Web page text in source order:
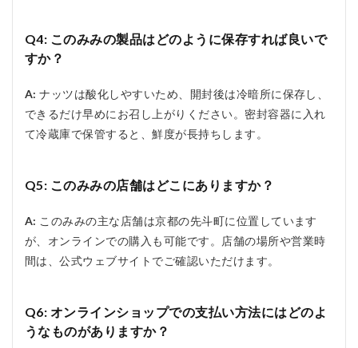
Q4: このみみの製品はどのように保存すれば良いで
すか？
A: ナッツは酸化しやすいため、開封後は冷暗所に保存し、
できるだけ早めにお召し上がりください。密封容器に入れ
て冷蔵庫で保管すると、鮮度が長持ちします。
Q5: このみみの店舗はどこにありますか？
A: このみみの主な店舗は京都の先斗町に位置しています
が、オンラインでの購入も可能です。店舗の場所や営業時
間は、公式ウェブサイトでご確認いただけます。
Q6: オンラインショップでの支払い方法にはどのよ
うなものがありますか？